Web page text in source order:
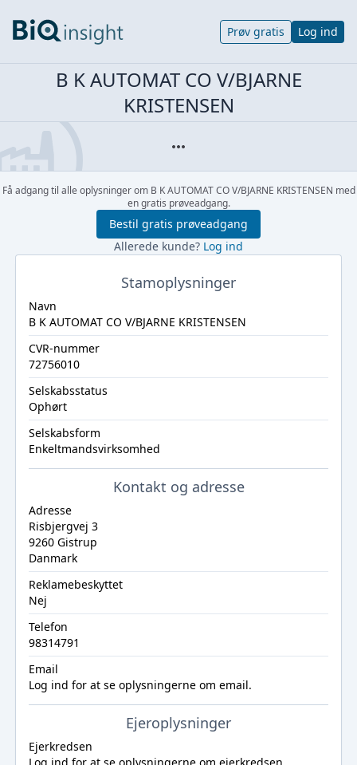
Prøv gratis Log ind
B K AUTOMAT CO V/BJARNE
KRISTENSEN
Få adgang til alle oplysninger om B K AUTOMAT CO V/BJARNE KRISTENSEN med
en gratis prøveadgang.
Bestil gratis prøveadgang
Allerede kunde? Log ind
Stamoplysninger
Navn
B K AUTOMAT CO V/BJARNE KRISTENSEN
CVR-nummer
72756010
Selskabsstatus
Ophørt
Selskabsform
Enkeltmandsvirksomhed
Kontakt og adresse
Adresse
Risbjergvej 3
9260 Gistrup
Danmark
Reklamebeskyttet
Nej
Telefon
98314791
Email
Log ind for at se oplysningerne om email.
Ejeroplysninger
Ejerkredsen